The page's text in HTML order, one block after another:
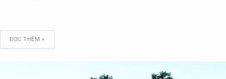
ĐỌC THÊM »